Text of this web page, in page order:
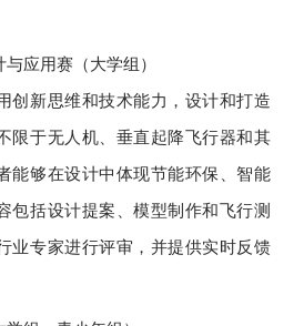
应用赛（大学组）
创新思维和技术能力，设计和打造
限于无人机、垂直起降飞行器和其
能够在设计中体现节能环保、智能
包括设计提案、模型制作和飞行测
业专家进行评审，并提供实时反馈